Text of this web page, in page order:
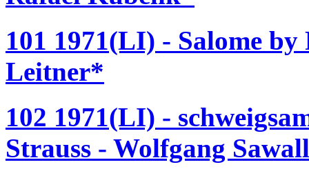
101 1971(LI) - Salome
Leitner*
102 1971(LI) -
Strauss - Wolfgang